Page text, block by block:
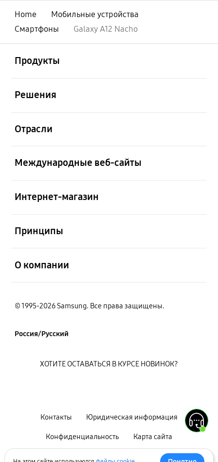
Home
Мобильные устройства
Смартфоны
Galaxy A12 Nacho
Продукты
Решения
Отрасли
Международные веб-сайты
Интернет-магазин
Принципы
О компании
© 1995-2026 Samsung. Все права защищены.
Россия/Русский
Контакты Юридическая информация
Конфиденциальность Карта сайта
ХОТИТЕ ОСТАВАТЬСЯ В КУРСЕ НОВИНОК?